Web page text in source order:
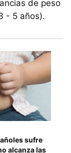
de peso
- 5 años).
sufre
alcanza las